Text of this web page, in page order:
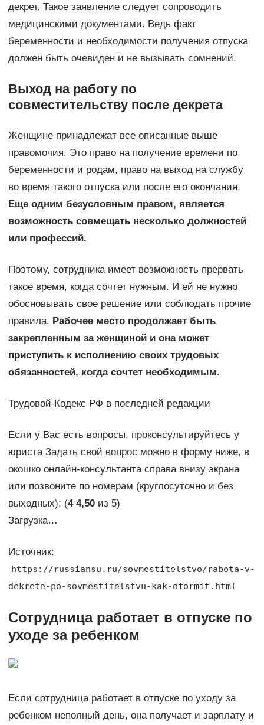
декрет. Такое заявление следует сопроводить
медицинскими документами. Ведь факт
беременности и необходимости получения отпуска
должен быть очевиден и не вызывать сомнений.
Выход на работу по
совместительству после декрета
Женщине принадлежат все описанные выше
правомочия. Это право на получение времени по
беременности и родам, право на выход на службу
во время такого отпуска или после его окончания.
Еще одним безусловным правом, является
возможность совмещать несколько должностей
или профессий.
Поэтому, сотрудника имеет возможность прервать
такое время, когда сочтет нужным. И ей не нужно
обосновывать свое решение или соблюдать прочие
правила. Рабочее место продолжает быть
закрепленным за женщиной и она может
приступить к исполнению своих трудовых
обязанностей, когда сочтет необходимым.
Трудовой Кодекс РФ в последней редакции
Если у Вас есть вопросы, проконсультируйтесь у
юриста Задать свой вопрос можно в форму ниже, в
окошко онлайн-консультанта справа внизу экрана
или позвоните по номерам (круглосуточно и без
выходных): (4 4,50из 5)
Загрузка…
Источник:
https://russiansu.ru/sovmestitelstvo/rabota-v-
dekrete-po-sovmestitelstvu-kak-oformit.html
Сотрудница работает в отпуске по
уходe за ребенком
Если сотрудница работает в отпуске по уходу за
ребенком неполный день, она получает и зарплату и